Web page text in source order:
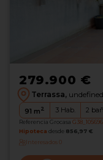
279.900 €
Terrassa, undefined
91 m2 3 Hab. 2
Referencia Grocasa
Hipoteca desde 856,97 €
Interesados0